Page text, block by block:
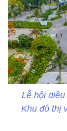
Lễ hội
Khu đô thị